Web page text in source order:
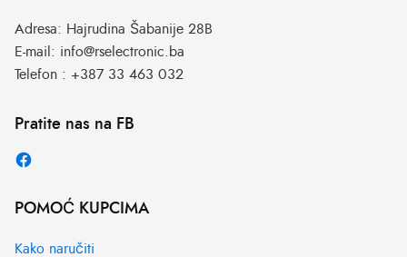
Adresa: Hajrudina Šabanije 28B
E-mail: info@rselectronic.ba
Telefon : +387 33 463 032
Pratite nas na FB
POMOĆ KUPCIMA
Kako naručiti